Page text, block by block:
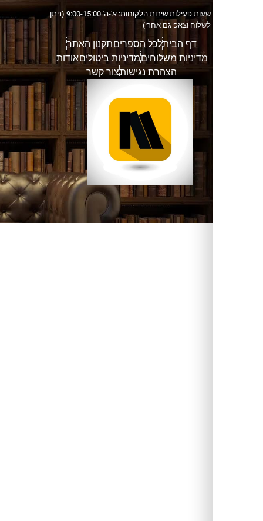
לכל הספריםתקנון האתר
משלוחיםמדיניות ביטוליםאודות
הצהרת נגישותצור קשר
שעות פעילות שירות הלקוחות: א'-ה' 9:00-15:00 (ניתן
וצאפ גם אחרי)